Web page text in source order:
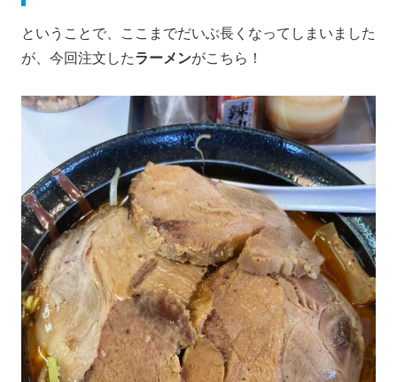
ということで、ここまでだいぶ長くなってしまいました
が、今回注文したラーメンがこちら！